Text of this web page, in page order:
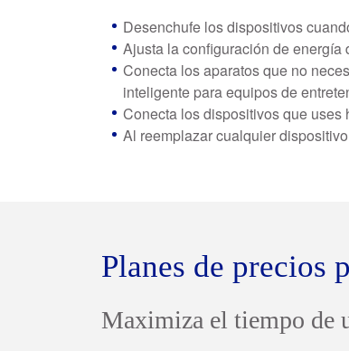
Desenchufe los dispositivos
Ajusta la configuración de energía
Conecta los aparatos que no
inteligente para equipos de
Conecta los dispositivos que uses
Al reemplazar cualquier
Planes de precios
Maximiza el tiempo de